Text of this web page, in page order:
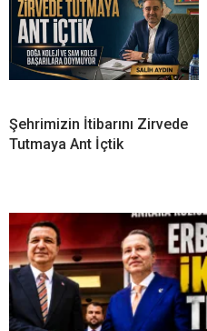
Şehrimizin İtibarını Zirvede
Tutmaya Ant İçtik